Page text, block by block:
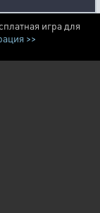
игра для
>>